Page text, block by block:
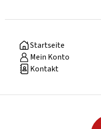
Startseite
Mein Konto
Kontakt